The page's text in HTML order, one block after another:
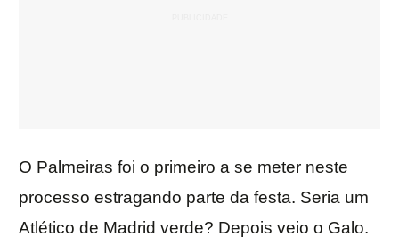
O Palmeiras foi o primeiro a se meter neste
processo estragando parte da festa. Seria um
Atlético de Madrid verde? Depois veio o Galo.